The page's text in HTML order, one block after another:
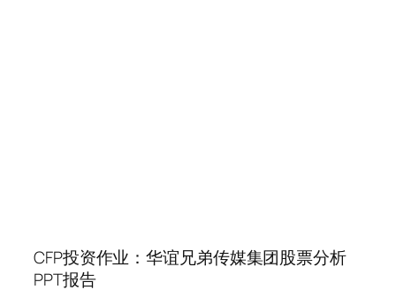
CFP投资作业：华谊兄弟传媒集团股票分析
PPT报告